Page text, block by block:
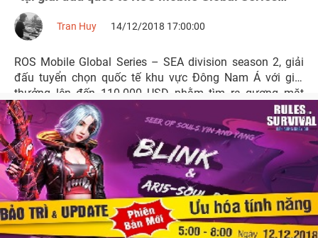
ngày 15/12
Tran Huy 14/12/2018 17:00:00
ROS Mobile Global Series – SEA division season 2, giải
đấu tuyển chọn quốc tế khu vực Đông Nam Á với giải
thưởng lên đến 110.000 USD nhằm tìm ra gương mặt
xuất sắc nhất tham gia vào đấu trường quốc tế World
Championship.